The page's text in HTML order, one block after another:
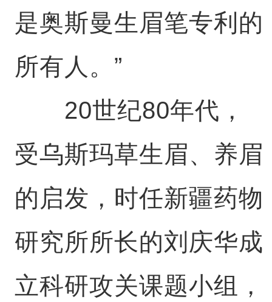
是奥斯曼生眉笔专利的
所有人。”
20世纪80年代，
受乌斯玛草生眉、养眉
的启发，时任新疆药物
研究所所长的刘庆华成
立科研攻关课题小组，